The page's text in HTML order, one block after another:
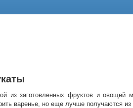
из заготовленных фруктов и овощей
варенье, но еще лучше получаются из